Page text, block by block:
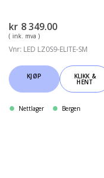
kr 8 349.00
( ink. mva )
Vnr: LED LZ0S9-ELITE-SM
KJØP KLIKK &
HENT
Nettlager Bergen